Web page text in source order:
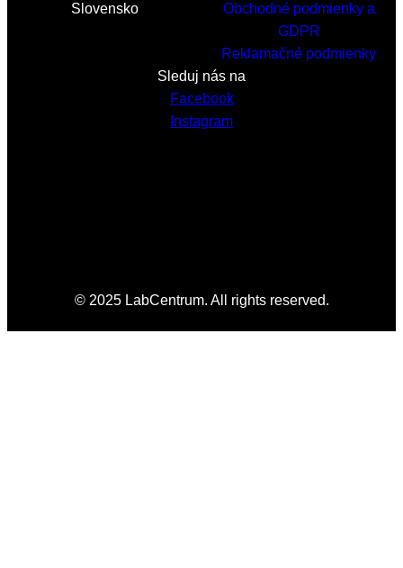
Slovensko
Obchodné podmienky a
GDPR
Reklamačné podmienky
Sleduj nás na
Facebook
Instagram
© 2025 LabCentrum. All rights reserved.